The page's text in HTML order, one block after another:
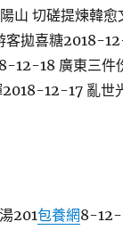
山 切磋提煉韓
客拋喜糖2018-
12-18 廣東三件
2018-12-17 亂
201包養網8-12-